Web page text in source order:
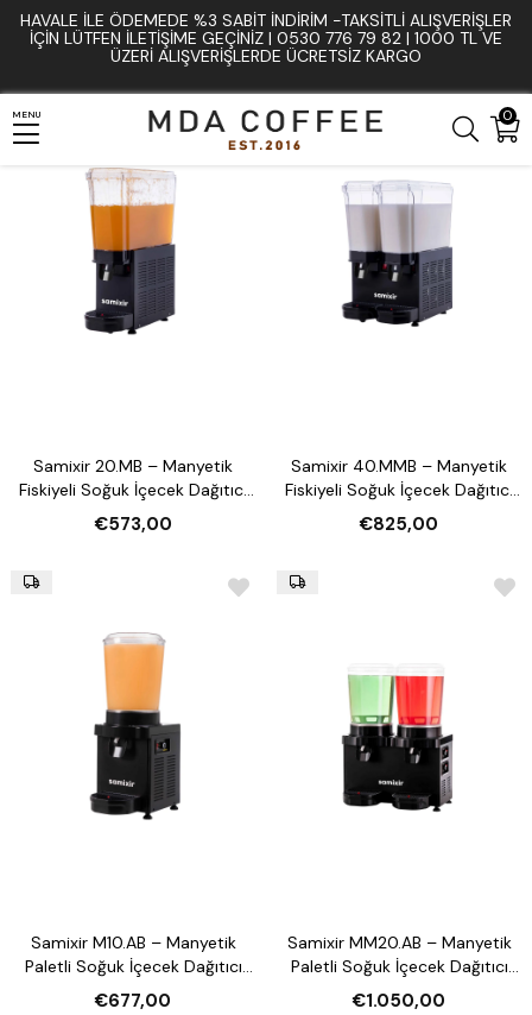
HAVALE İLE ÖDEMEDE %3 SABIT İNDIRIM -TAKSITLI ALIŞVERIŞLER
İÇIN LÜTFEN ILETIŞIME GEÇINIZ | 0530 776 79 82 | 1000 TL VE
ÜZERI ALIŞVERIŞLERDE ÜCRETSIZ KARGO
0
MENU
Anasayfa Mutfak ve Bar Ekipmanları Sıcak & Soğuk İçecek Dispanserleri
Samixir 20.MB – Manyetik
Fiskiyeli Soğuk İçecek Dağıtıcı
(20 L)
€573,00
Samixir 40.MMB – Manyetik
Fiskiyeli Soğuk İçecek Dağıtıcı
(2×20 Litre)
€825,00
Samixir M10.AB – Manyetik
Paletli Soğuk İçecek Dağıtıcı
(10 Litre)
€677,00
Samixir MM20.AB – Manyetik
Paletli Soğuk İçecek Dağıtıcı
(20 Litre)
€1.050,00